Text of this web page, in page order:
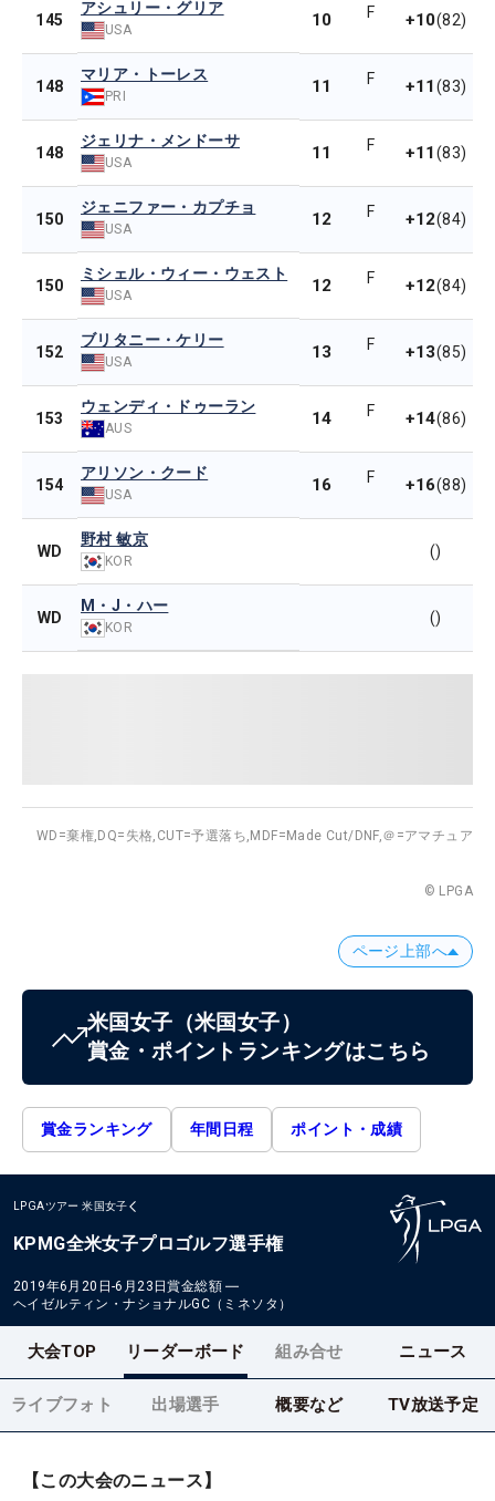
145
アシュリー・グリア
USA 10 F +10(82)
148
マリア・トーレス
PRI 11 F +11(83)
148
ジェリナ・メンドーサ
USA 11 F +11(83)
150
ジェニファー・カプチョ
USA 12 F +12(84)
150
ミシェル・ウィー・ウェスト
USA 12 F +12(84)
152
ブリタニー・ケリー
USA 13 F +13(85)
153
ウェンディ・ドゥーラン
AUS 14 F +14(86)
154
アリソン・クード
USA 16 F +16(88)
WD
野村 敏京
KOR
()
WD
M・J・ハー
KOR
()
WD=棄権, DQ=失格, CUT=予選落ち, MDF=Made Cut/DNF,＠=アマチュア
© LPGA
ページ上部へ
米国女子 （米国女子）
賞金・ポイントランキングはこちら
賞金ランキング 年間日程 ポイント・成績
LPGAツアー 米国女子
KPMG全米女子プロゴルフ選手権
2019年6月20日-6月23日賞金総額 ―
ヘイゼルティン・ナショナルGC（ミネソタ）
大会TOP リーダーボード 組み合せ ニュース
ライブフォト 出場選手 概要など TV放送予定
【この大会のニュース】